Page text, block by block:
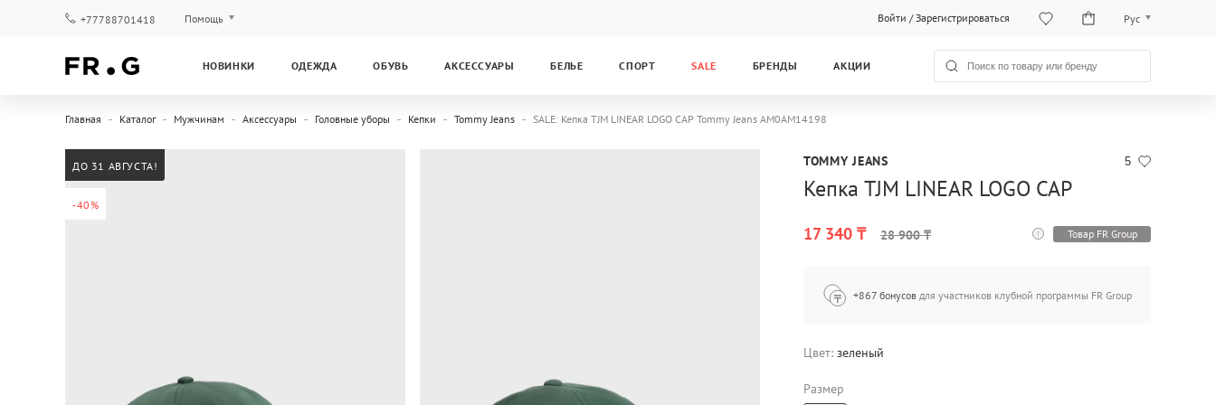
+77788701418 Помощь Войти /Зарегистрироваться Рус
Қаз
НОВИНКИ ОДЕЖДА ОБУВЬ АКСЕССУАРЫ БЕЛЬЕ СПОРТ SALE БРЕНДЫ АКЦИИ
Главная Каталог Мужчинам Аксессуары Головные уборы Кепки Tommy Jeans SALE: Кепка TJM LINEAR LOGO CAP Tommy Jeans AM0AM14198
-40%
ДО 31 АВГУСТА! 5
TOMMY JEANS
Кепка TJM LINEAR LOGO CAP
17 340 ₸ 28 900 ₸ Товар FR Group
+867 бонусов для участников клубной программы FR Group
Цвет: зеленый
Размер